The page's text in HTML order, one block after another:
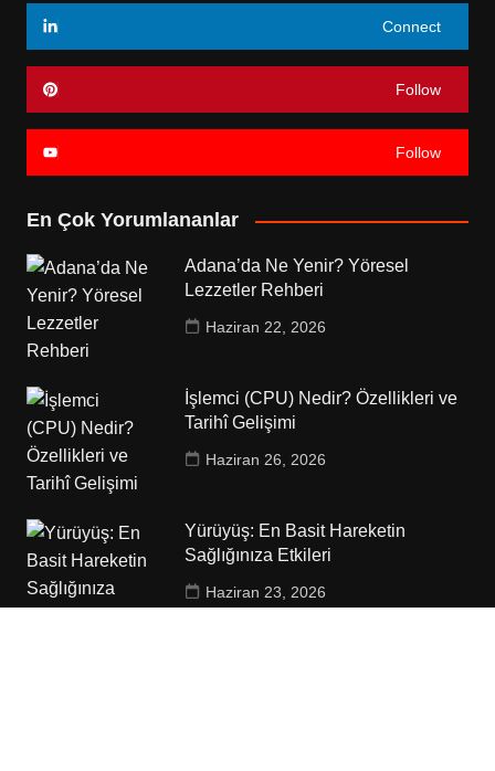
Connect
Follow
Follow
En Çok Yorumlananlar
Adana’da Ne Yenir? Yöresel
Lezzetler Rehberi
Haziran 22, 2026
İşlemci (CPU) Nedir? Özellikleri ve
Tarihî Gelişimi
Haziran 26, 2026
Yürüyüş: En Basit Hareketin
Sağlığınıza Etkileri
Haziran 23, 2026